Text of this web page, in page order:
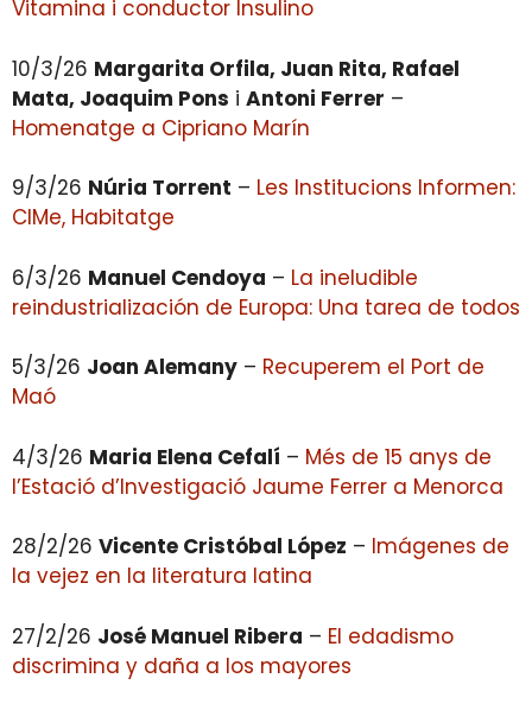
Vitamina i conductor Insulino
10/3/26 Margarita Orfila, Juan Rita, Rafael
Mata, Joaquim Pons i Antoni Ferrer –
Homenatge a Cipriano Marín
9/3/26 Núria Torrent – Les Institucions Informen:
CIMe, Habitatge
6/3/26 Manuel Cendoya – La ineludible
reindustrialización de Europa: Una tarea de todos
5/3/26 Joan Alemany – Recuperem el Port de
Maó
4/3/26 Maria Elena Cefalí – Més de 15 anys de
l’Estació d’Investigació Jaume Ferrer a Menorca
28/2/26 Vicente Cristóbal López – Imágenes de
la vejez en la literatura latina
27/2/26 José Manuel Ribera – El edadismo
discrimina y daña a los mayores